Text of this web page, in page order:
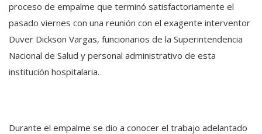
proceso de empalme que terminó satisfactoriamente el
pasado viernes con una reunión con el exagente interventor
Duver Dickson Vargas, funcionarios de la Superintendencia
Nacional de Salud y personal administrativo de esta
institución hospitalaria.
Durante el empalme se dio a conocer el trabajo adelantado